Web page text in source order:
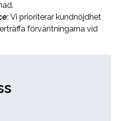
Vi prioriterar kundnöjdhet
förväntningarna vid